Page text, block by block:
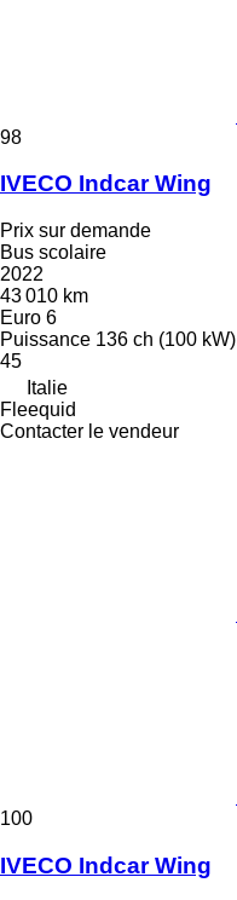
98
IVECO Indcar Wing
Prix sur demande
Bus scolaire
2022
43 010 km
Euro 6
Puissance 136 ch (100 kW)
45
Italie
Fleequid
Contacter le vendeur
100
IVECO Indcar Wing